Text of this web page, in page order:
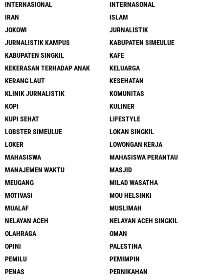
INTERNASIONAL
INTERNASONAL
IRAN
ISLAM
JOKOWI
JURNALISTIK
JURNALISTIK KAMPUS
KABUPATEN SIMEULUE
KABUPATEN SINGKIL
KAFE
KEKERASAN TERHADAP ANAK
KELUARGA
KERANG LAUT
KESEHATAN
KLINIK JURNALISTIK
KOMUNITAS
KOPI
KULINER
KUPI SEHAT
LIFESTYLE
LOBSTER SIMEULUE
LOKAN SINGKIL
LOKER
LOWONGAN KERJA
MAHASISWA
MAHASISWA PERANTAU
MANAJEMEN WAKTU
MASJID
MEUGANG
MILAD WASATHA
MOTIVASI
MOU HELSINKI
MUALAF
MUSLIMAH
NELAYAN ACEH
NELAYAN ACEH SINGKIL
OLAHRAGA
OMAN
OPINI
PALESTINA
PEMILU
PEMIMPIN
PENAS
PERNIKAHAN